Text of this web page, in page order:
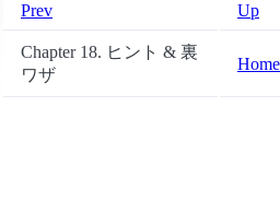
Prev Up
Chapter 18. ヒント & 裏
ワザ
Home